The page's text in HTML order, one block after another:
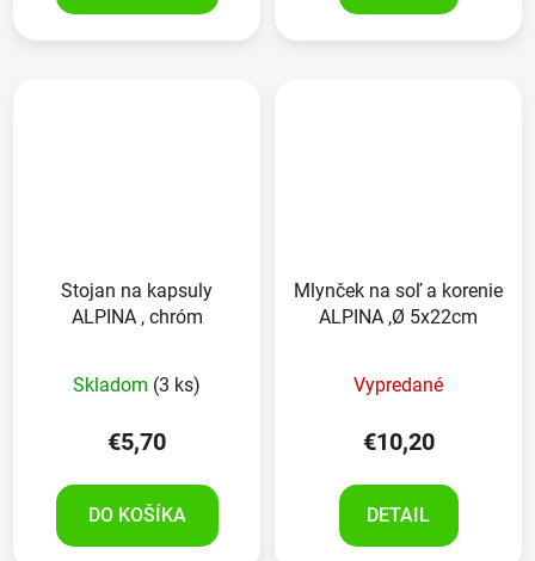
Stojan na kapsuly
ALPINA , chróm
Skladom (3 ks)
€5,70
DO KOŠÍKA
Mlynček na soľ a korenie
ALPINA ,Ø 5x22cm
Vypredané
€10,20
DETAIL